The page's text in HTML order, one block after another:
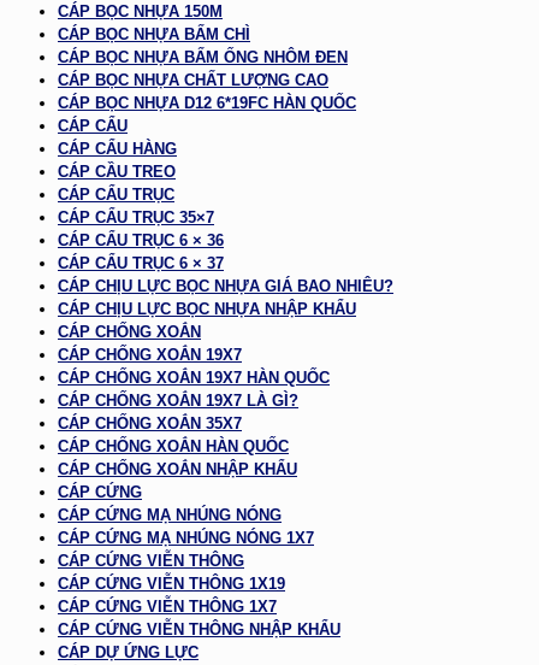
CÁP BỌC NHỰA 150M
CÁP BỌC NHỰA BẤM CHÌ
CÁP BỌC NHỰA BẤM ỐNG NHÔM ĐEN
CÁP BỌC NHỰA CHẤT LƯỢNG CAO
CÁP BỌC NHỰA D12 6*19FC HÀN QUỐC
CÁP CẨU
CÁP CẨU HÀNG
CÁP CẦU TREO
CÁP CẨU TRỤC
CÁP CẨU TRỤC 35×7
CÁP CẨU TRỤC 6 × 36
CÁP CẨU TRỤC 6 × 37
CÁP CHỊU LỰC BỌC NHỰA GIÁ BAO NHIÊU?
CÁP CHỊU LỰC BỌC NHỰA NHẬP KHẨU
CÁP CHỐNG XOẮN
CÁP CHỐNG XOẮN 19X7
CÁP CHỐNG XOẮN 19X7 HÀN QUỐC
CÁP CHỐNG XOẮN 19X7 LÀ GÌ?
CÁP CHỐNG XOẮN 35X7
CÁP CHỐNG XOẮN HÀN QUỐC
CÁP CHỐNG XOẮN NHẬP KHẨU
CÁP CỨNG
CÁP CỨNG MẠ NHÚNG NÓNG
CÁP CỨNG MẠ NHÚNG NÓNG 1X7
CÁP CỨNG VIỄN THÔNG
CÁP CỨNG VIỄN THÔNG 1X19
CÁP CỨNG VIỄN THÔNG 1X7
CÁP CỨNG VIỄN THÔNG NHẬP KHẨU
CÁP DỰ ỨNG LỰC